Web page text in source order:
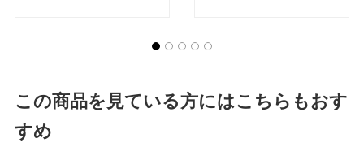
この商品を見ている方にはこちらもおす
すめ